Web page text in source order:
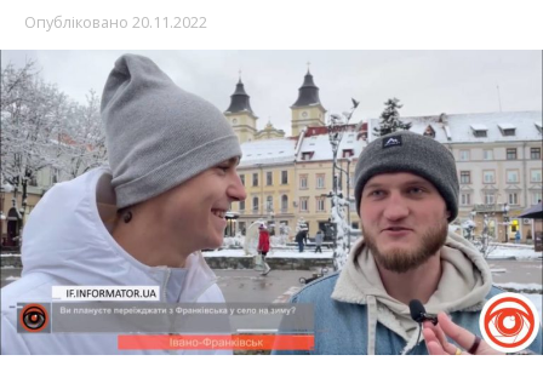
Опубліковано 20.11.2022